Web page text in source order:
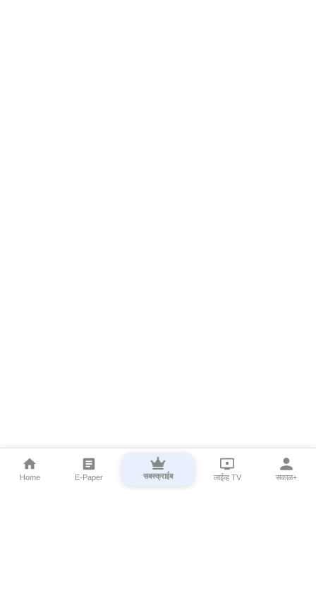
Home E-Paper सबस्क्राईब लाईव्ह TV सकाळ+